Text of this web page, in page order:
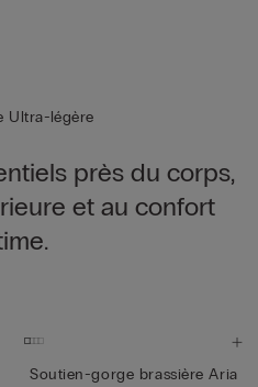
Ultra-légère
près du corps,
et au confort
Soutien-gorge brassière Aria